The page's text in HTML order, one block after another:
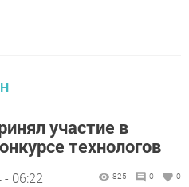
участие в
технологов
- 06:22 825 0 0